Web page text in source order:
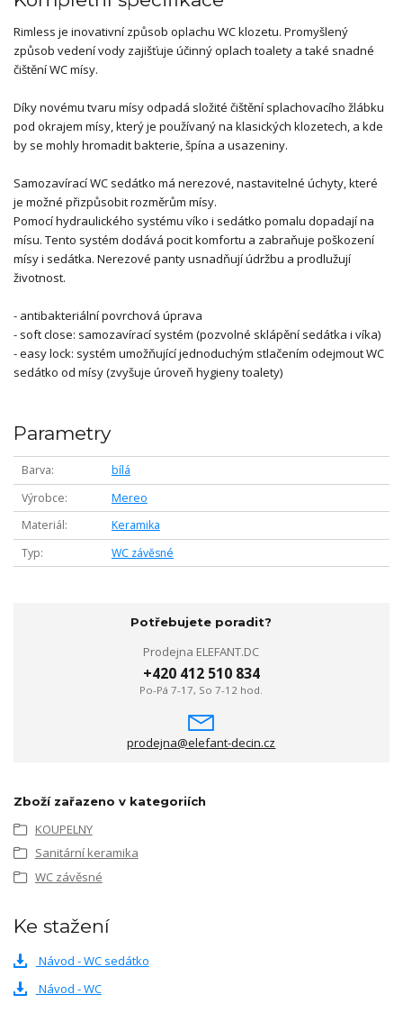
Rimless je inovativní způsob oplachu WC klozetu. Promyšlený
způsob vedení vody zajišťuje účinný oplach toalety a také snadné
čištění WC mísy.
Díky novému tvaru mísy odpadá složité čištění splachovacího žlábku
pod okrajem mísy, který je používaný na klasických klozetech, a kde
by se mohly hromadit bakterie, špína a usazeniny.
Samozavírací WC sedátko má nerezové, nastavitelné úchyty, které
je možné přizpůsobit rozměrům mísy.
Pomocí hydraulického systému víko i sedátko pomalu dopadají na
mísu. Tento systém dodává pocit komfortu a zabraňuje poškození
mísy i sedátka. Nerezové panty usnadňují údržbu a prodlužují
životnost.
- antibakteriální povrchová úprava
- soft close: samozavírací systém (pozvolné sklápění sedátka i víka)
- easy lock: systém umožňující jednoduchým stlačením odejmout WC
sedátko od mísy (zvyšuje úroveň hygieny toalety)
Parametry
Barva
bílá
Výrobce
Mereo
Materiál
Keramika
Typ
WC závěsné
Potřebujete poradit?
Prodejna ELEFANT.DC
+420 412 510 834
Po-Pá 7-17, So 7-12 hod.
prodejna@elefant-decin.cz
Zboží zařazeno v kategoriích
KOUPELNY
Sanitární keramika
WC závěsné
Ke stažení
Návod - WC sedátko
Návod - WC